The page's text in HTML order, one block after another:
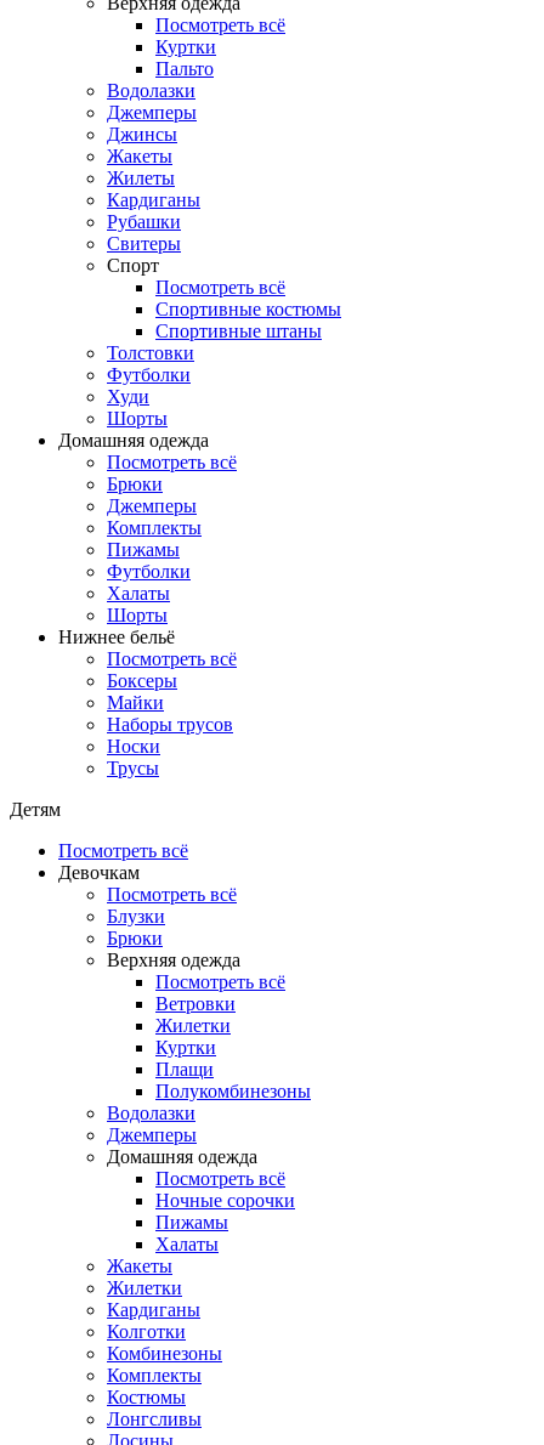
Посмотреть всё
Куртки
Пальто
Водолазки
Джемперы
Джинсы
Жакеты
Жилеты
Кардиганы
Рубашки
Свитеры
Спорт
Посмотреть всё
Спортивные костюмы
Спортивные штаны
Толстовки
Футболки
Худи
Шорты
Домашняя одежда
Посмотреть всё
Брюки
Джемперы
Комплекты
Пижамы
Футболки
Халаты
Шорты
Нижнее бельё
Посмотреть всё
Боксеры
Майки
Наборы трусов
Носки
Трусы
Детям
Посмотреть всё
Девочкам
Посмотреть всё
Блузки
Брюки
Верхняя одежда
Посмотреть всё
Ветровки
Жилетки
Куртки
Плащи
Полукомбинезоны
Водолазки
Джемперы
Домашняя одежда
Посмотреть всё
Ночные сорочки
Пижамы
Халаты
Жакеты
Жилетки
Кардиганы
Колготки
Комбинезоны
Комплекты
Костюмы
Лонгсливы
Лосины